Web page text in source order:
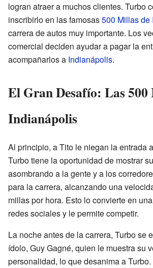
logran atraer a muchos clientes. Turbo
inscribirlo en las famosas500 Millas
carrera de autos muy importante. Los
comercial deciden ayudar a pagar la
acompañarlos a Indianápolis.
El Gran Desafío: Las 500
Indianápolis
Al principio, a Tito le niegan la entrada
Turbo tiene la oportunidad de mostrar
asombrando a la gente y a los
para la carrera, alcanzando una
millas por hora. Esto lo convierte en
redes sociales y le permite competir.
La noche antes de la carrera, Turbo se
ídolo, Guy Gagné, quien le muestra su
personalidad, lo que desanima a